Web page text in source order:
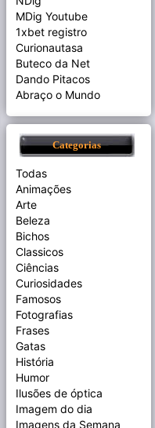
MDig Youtube
1xbet registro
Curionautasa
Buteco da Net
Dando Pitacos
Abraço o Mundo
Categorias
Todas
Animações
Arte
Beleza
Bichos
Classicos
Ciências
Curiosidades
Famosos
Fotografias
Frases
Gatas
História
Humor
Ilusões de óptica
Imagem do dia
Imagens da Semana